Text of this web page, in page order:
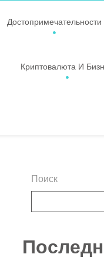
Достопримечательности
Криптовалюта И
Поиск